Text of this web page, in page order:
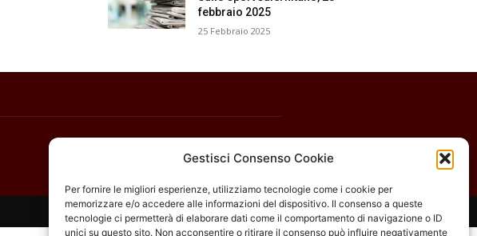
Gestisci Consenso Cookie
Per fornire le migliori esperienze, utilizziamo tecnologie come i cookie per
memorizzare e/o accedere alle informazioni del dispositivo. Il consenso a queste
tecnologie ci permetterà di elaborare dati come il comportamento di navigazione o ID
unici su questo sito. Non acconsentire o ritirare il consenso può influire negativamente
febbraio 2025
25 Febbraio 2025